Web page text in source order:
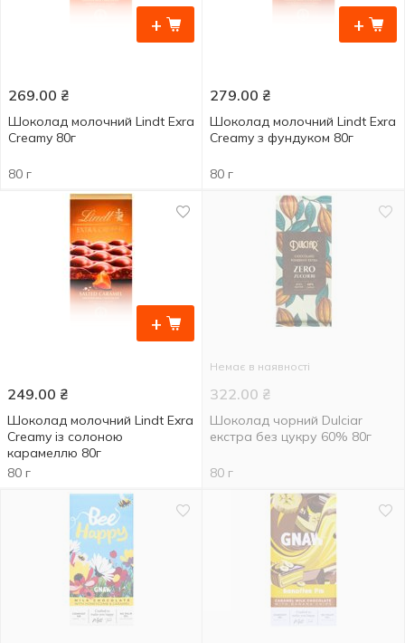
+
269.00 ₴
Шоколад молочний Lindt Exra
Creamy 80г
80 г
+
279.00 ₴
Шоколад молочний Lindt Exra
Creamy з фундуком 80г
80 г
+
249.00 ₴
Шоколад молочний Lindt Exra
Creamy із солоною
карамеллю 80г
80 г
Немає в наявності
322.00 ₴
Шоколад чорний Dulciar
екстра без цукру 60% 80г
80 г